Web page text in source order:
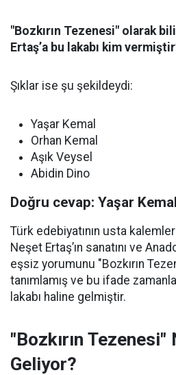
"Bozkırın Tezenesi" olarak
Ertaş’a bu lakabı kim
Şıklar ise şu şekildeydi:
Yaşar Kemal
Orhan Kemal
Aşık Veysel
Abidin Dino
Doğru cevap: Yaşar Kemal
Türk edebiyatının usta
Neşet Ertaş’ın sanatını ve
eşsiz yorumunu "Bozkırın
tanımlamış ve bu ifade
lakabı haline gelmiştir.
"Bozkırın Tezenesi"
Geliyor?